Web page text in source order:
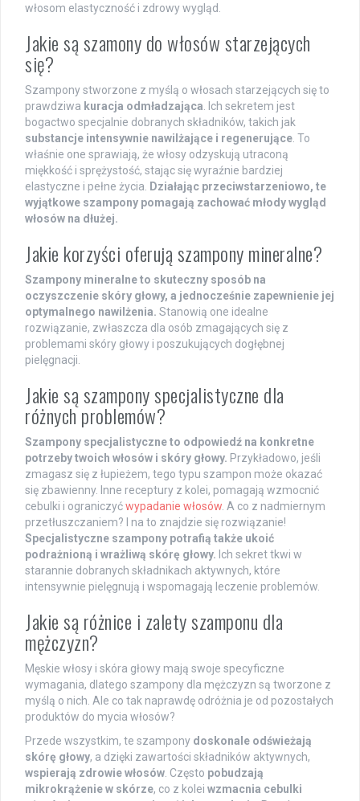
włosom elastyczność i zdrowy wygląd.
Jakie są szamony do włosów starzejących
się?
Szampony stworzone z myślą o włosach starzejących się to
prawdziwa kuracja odmładzająca . Ich sekretem jest
bogactwo specjalnie dobranych składników, takich jak
substancje intensywnie nawilżające i regenerujące . To
właśnie one sprawiają, że włosy odzyskują utraconą
miękkość i sprężystość, stając się wyraźnie bardziej
elastyczne i pełne życia.
Działając przeciwstarzeniowo, te
wyjątkowe szampony pomagają zachować młody wygląd
włosów na dłużej.
Jakie korzyści oferują szampony mineralne?
Szampony mineralne to skuteczny sposób na
oczyszczenie skóry głowy, a jednocześnie zapewnienie jej
optymalnego nawilżenia. Stanowią one idealne
rozwiązanie, zwłaszcza dla osób zmagających się z
problemami skóry głowy i poszukujących dogłębnej
pielęgnacji.
Jakie są szampony specjalistyczne dla
różnych problemów?
Szampony specjalistyczne to odpowiedź na konkretne
potrzeby twoich włosów i skóry głowy. Przykładowo, jeśli
zmagasz się z łupieżem, tego typu szampon może okazać
się zbawienny. Inne receptury z kolei, pomagają wzmocnić
cebulki i ograniczyćwypadanie włosów . A co z nadmiernym
przetłuszczaniem? I na to znajdzie się rozwiązanie!
Specjalistyczne szampony potrafią także ukoić
podrażnioną i wrażliwą skórę głowy. Ich sekret tkwi w
starannie dobranych składnikach aktywnych, które
intensywnie pielęgnują i wspomagają leczenie problemów.
Jakie są różnice i zalety szamponu dla
mężczyzn?
Męskie włosy i skóra głowy mają swoje specyficzne
wymagania, dlatego szampony dla mężczyzn są tworzone z
myślą o nich. Ale co tak naprawdę odróżnia je od pozostałych
produktów do mycia włosów?
Przede wszystkim, te szampony doskonale odświeżają
skórę głowy, a dzięki zawartości składników aktywnych,
wspierają zdrowie włosów . Często pobudzają
mikrokrążenie w skórze, co z kolei wzmacnia cebulki